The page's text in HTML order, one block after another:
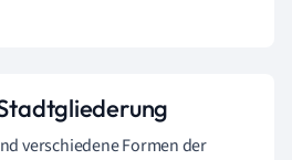
verschiedene Formen der